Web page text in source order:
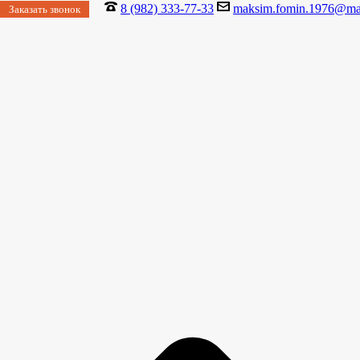
Заказать звонок 8 (982) 333-77-33